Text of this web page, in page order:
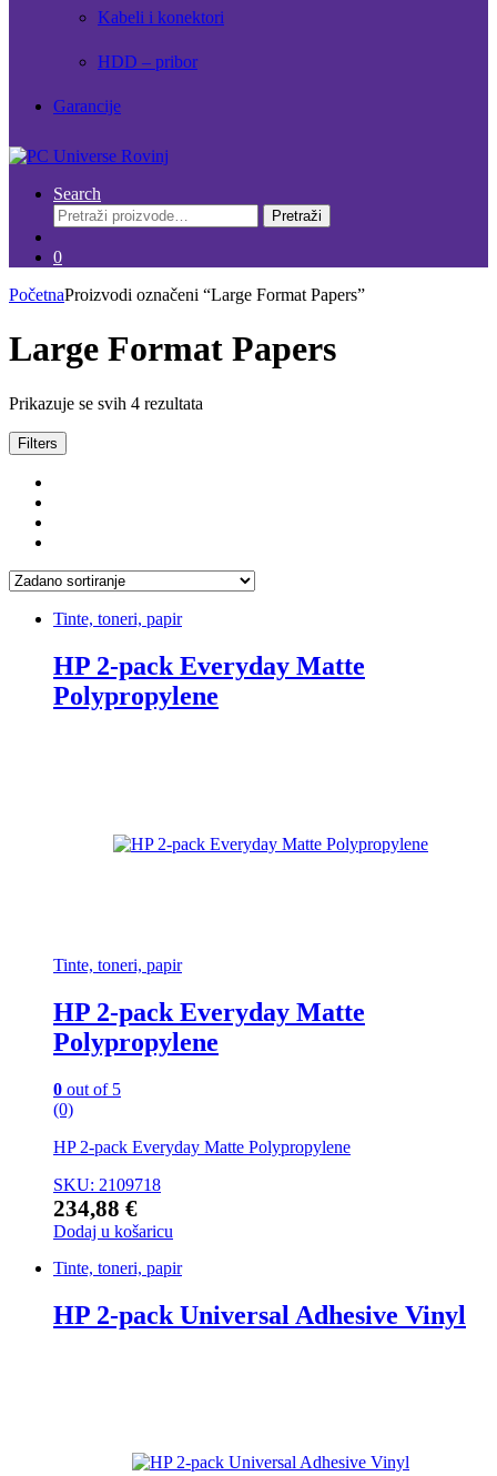
Kabeli i konektori
HDD – pribor
Garancije
Search
Pretraži:
Pretraži
0
PočetnaProizvodi označeni “Large Format Papers”
Large Format Papers
Prikazuje se svih 4 rezultata
Filters
Tinte, toneri, papir
HP 2-pack Everyday Matte
Polypropylene
Tinte, toneri, papir
HP 2-pack Everyday Matte
Polypropylene
0 out of 5
(0)
HP 2-pack Everyday Matte Polypropylene
SKU: 2109718
234,88 €
Dodaj u košaricu
Tinte, toneri, papir
HP 2-pack Universal Adhesive Vinyl